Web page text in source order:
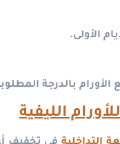
الأولى.
بالدرجة
الليفية